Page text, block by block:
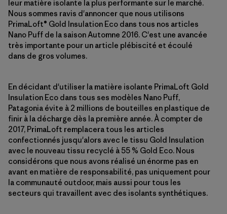
leur matière isolante la plus performante sur le marché.
Nous sommes ravis d'annoncer que nous utilisons
PrimaLoft® Gold Insulation Eco dans tous nos articles
Nano Puff de la saison Automne 2016. C'est une avancée
très importante pour un article plébiscité et écoulé
dans de gros volumes.
En décidant d'utiliser la matière isolante PrimaLoft Gold
Insulation Eco dans tous ses modèles Nano Puff,
Patagonia évite à 2 millions de bouteilles en plastique de
finir à la décharge dès la première année. À compter de
2017, PrimaLoft remplacera tous les articles
confectionnés jusqu'alors avec le tissu Gold Insulation
avec le nouveau tissu recyclé à 55 % Gold Eco. Nous
considérons que nous avons réalisé un énorme pas en
avant en matière de responsabilité, pas uniquement pour
la communauté outdoor, mais aussi pour tous les
secteurs qui travaillent avec des isolants synthétiques.